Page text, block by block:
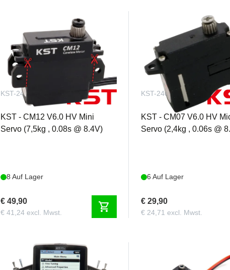
KST-2410
KST - CM12 V6.0 HV Mini
Servo (7,5kg , 0.08s @ 8.4V)
8 Auf Lager
€ 49,90
€ 41,24 excl. Mwst. shopping_cart
KST-2409
KST - CM07 V6.0 HV
Servo (2,4kg , 0.06s @
6 Auf Lager
€ 29,90
€ 24,71 excl. Mwst.